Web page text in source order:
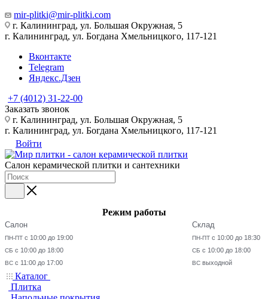
mir-plitki@mir-plitki.com
г. Калининград, ул. Большая Окружная, 5
г. Калининград, ул. Богдана Хмельницкого, 117-121
Вконтакте
Telegram
Яндекс.Дзен
+7 (4012) 31-22-00
Заказать звонок
г. Калининград, ул. Большая Окружная, 5
г. Калининград, ул. Богдана Хмельницкого, 117-121
Войти
Салон керамической плитки и сантехники
Режим работы
Салон
ПН-ПТ с 10:00 до 19:00
СБ с 10:00 до 18:00
ВС с 11:00 до 17:00
Склад
ПН-ПТ с 10:00 до 18:30
СБ с 10:00 до 18:00
ВС выходной
Каталог
Плитка